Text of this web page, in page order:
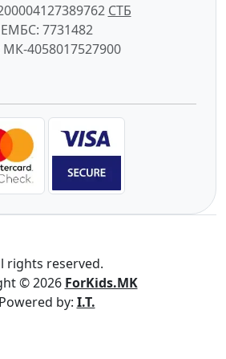
СTБ
ЕМБС: 7731482
МК-4058017527900
rights reserved.
© 2026 ForKids.MK
Powered by: I.T.